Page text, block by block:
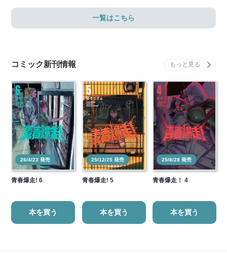
一覧はこちら
コミック新刊情報
26/4/23 発売
青春爆走! 6
本を買う
25/12/25 発売
青春爆走! 5
本を買う
25/8/28 発売
青春爆走！ 4
本を買う